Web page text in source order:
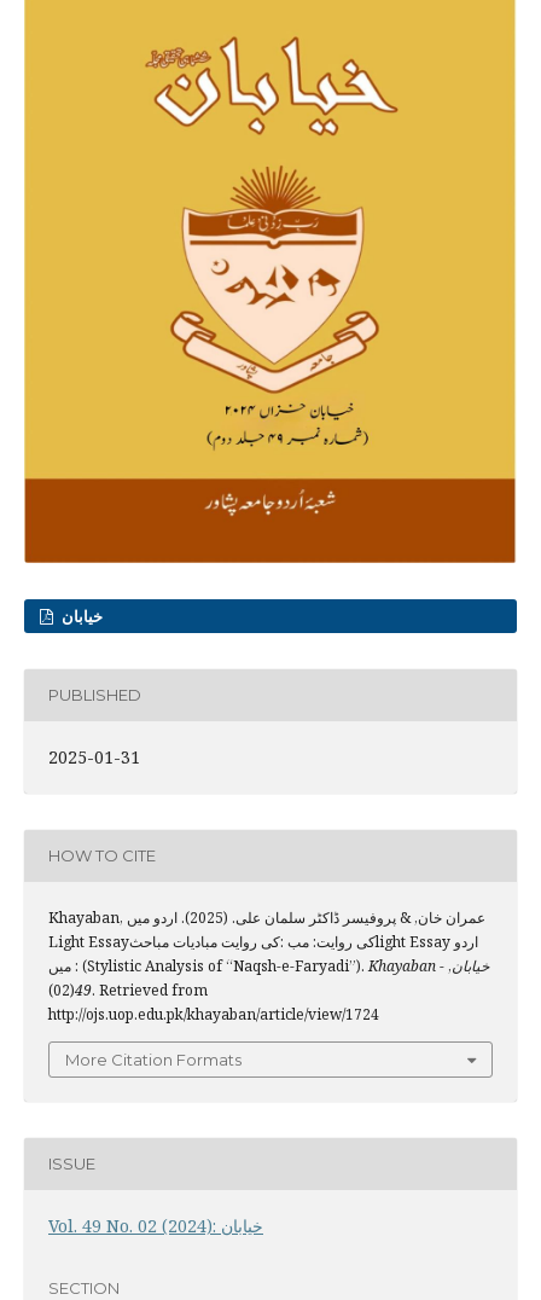
خیابان
PUBLISHED
2025-01-31
HOW TO CITE
Khayaban, عمران خان, & پروفیسر ڈاکٹر سلمان علی. (2025). اردو میں
Light Essayکی روایت: مب :کی روایت مبادیات مباحثlight Essay اردو
میں : (Stylistic Analysis of “Naqsh-e-Faryadi”).
Khayaban - خیابان,
49
(02). Retrieved from
http://ojs.uop.edu.pk/khayaban/article/view/1724
More Citation Formats
ISSUE
Vol. 49 No. 02 (2024): خیابان
SECTION